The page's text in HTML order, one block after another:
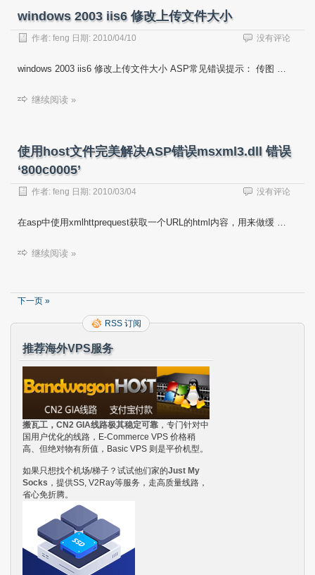
windows 2003 iis6 修改上传文件大小
作者: feng 日期: 2010/04/10 没有评论
windows 2003 iis6 修改上传文件大小 ASP常见错误提示： 传图 …
继续阅读 »
使用host文件完美解决ASP错误msxml3.dll 错误
‘800c0005’
作者: feng 日期: 2010/03/04 没有评论
在asp中使用xmlhttprequest获取一个URL的html内容，用来做缓 …
继续阅读 »
下一页 »
RSS 订阅
推荐海外VPS服务
搬瓦工，CN2 GIA线路极其稳定可靠 ，专门针对中
国用户优化的线路，E-Commerce VPS 价格稍
高、但绝对物有所值，Basic VPS 则是平价机型。
如果只想找个机场/梯子？试试他们家的Just My
Socks ，提供SS, V2Ray等服务，走高质量线路，
省心免折腾。